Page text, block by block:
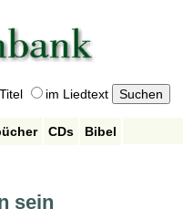
im Liedtext
CDs
Bibel
sein